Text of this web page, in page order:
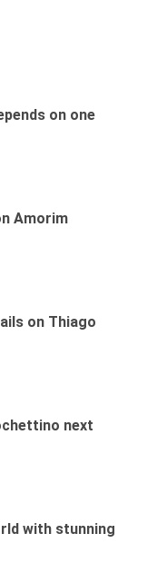
on one
Amorim
on Thiago
next
with stunning